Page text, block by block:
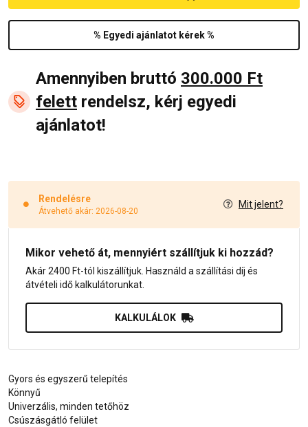
% Egyedi ajánlatot kérek %
Amennyiben bruttó 300.000 Ft
felett rendelsz, kérj egyedi
ajánlatot!
Rendelésre
Átvehető akár: 2026-08-20
Mit jelent?
Mikor vehető át, mennyiért szállítjuk ki hozzád?
Akár 2400 Ft-tól kiszállítjuk. Használd a szállítási díj és
átvételi idő kalkulátorunkat.
KALKULÁLOK
Gyors és egyszerű telepítés
Könnyű
Univerzális, minden tetőhöz
Csúszásgátló felület